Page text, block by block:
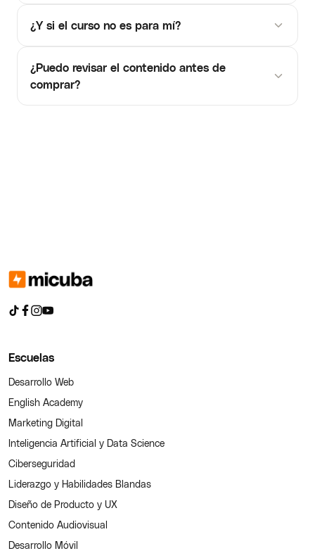
¿Y si el curso no es para mí?
¿Puedo revisar el contenido antes de
comprar?
Escuelas
Desarrollo Web
English Academy
Marketing Digital
Inteligencia Artificial y Data Science
Ciberseguridad
Liderazgo y Habilidades Blandas
Diseño de Producto y UX
Contenido Audiovisual
Desarrollo Móvil